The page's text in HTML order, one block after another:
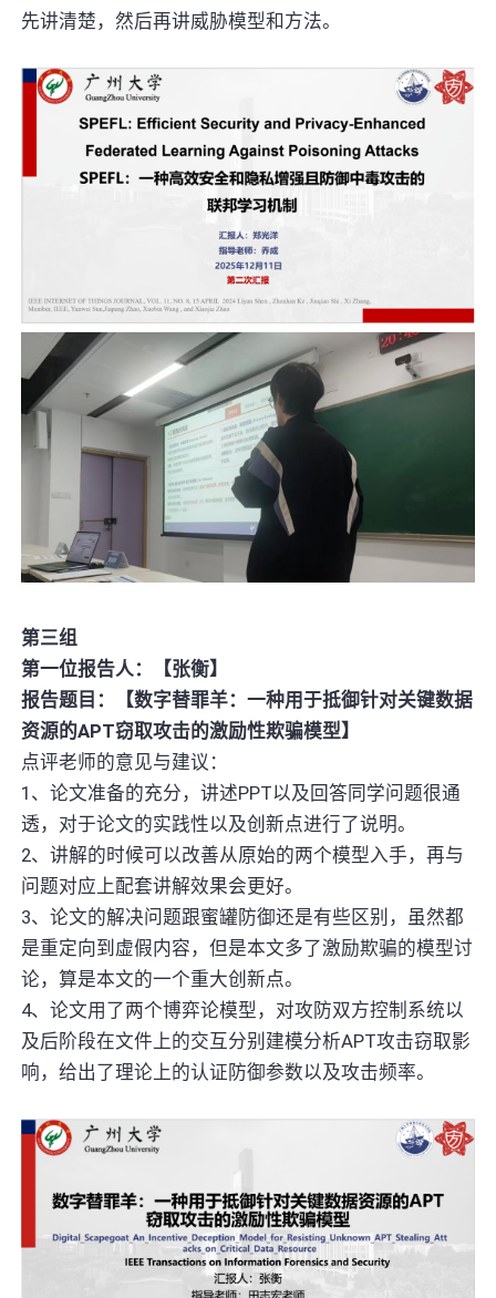
先讲清楚，然后再讲威胁模型和方法。
第三组
第一位报告人：【张衡】
报告题目：【数字替罪羊：一种用于抵御针对关键数据
资源的APT窃取攻击的激励性欺骗模型】
点评老师的意见与建议：
1、论文准备的充分，讲述PPT以及回答同学问题很通
透，对于论文的实践性以及创新点进行了说明。
2、讲解的时候可以改善从原始的两个模型入手，再与
问题对应上配套讲解效果会更好。
3、论文的解决问题跟蜜罐防御还是有些区别，虽然都
是重定向到虚假内容，但是本文多了激励欺骗的模型讨
论，算是本文的一个重大创新点。
4、论文用了两个博弈论模型，对攻防双方控制系统以
及后阶段在文件上的交互分别建模分析APT攻击窃取影
响，给出了理论上的认证防御参数以及攻击频率。